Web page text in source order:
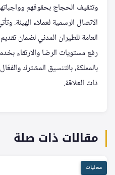
وتثقيف الحجاج بحقوقهم
الاتصال الرسمية لعملاء الهيئة.
العامة للطيران المدني لضمان
رفع مستويات الرضا والارتقاء
بالمملكة، بالتنسيق المشترك
ذات العلاقة.
مقالات ذات صلة
محليات